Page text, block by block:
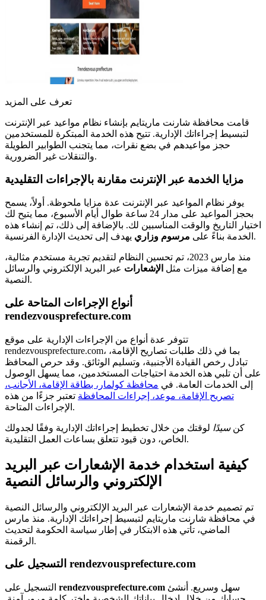
تعرف على المزيد
قامت محافظة شارنت ماريتايم بإنشاء نظام مواعيد عبر الإنترنت
لتبسيط إجراءاتك الإدارية. تتيح هذه الخدمة المبتكرة للمستخدمين
حجز مواعيدهم في بضع نقرات، مما يتجنب الطوابير الطويلة
والتنقلات غير الضرورية.
مزايا الخدمة عبر الإنترنت مقارنة بالإجراءات التقليدية
يوفر نظام المواعيد عبر الإنترنت عدة مزايا ملحوظة. أولاً، يسمح
بحجز المواعيد على مدار 24 ساعة طوال أيام الأسبوع، مما يتيح لك
اختيار التاريخ والوقت المناسبين لك. بالإضافة إلى ذلك، تم إنشاء هذه
الخدمة بناءً على مرسوم وزاري يهدف إلى تحديث الإدارة الفرنسية.
منذ مارس 2023، تم تحسين النظام لتقديم تجربة مستخدم مثالية،
مع إضافة ميزات مثل الإشعارات عبر البريد الإلكتروني والرسائل
النصية.
أنواع الإجراءات المتاحة على
rendezvousprefecture.com
تتوفر عدة أنواع من الإجراءات الإدارية على موقع
rendezvousprefecture.com، بما في ذلك طلبات تصاريح الإقامة،
تبادل رخص القيادة الأجنبية، وتسليم الوثائق. وقد حرص المحافظ
على أن تلبي هذه الخدمة احتياجات المستخدمين، مما يسهل الوصول
إلى الخدمات العامة. في محافظة كولمار، بطاقة الإقامة، الأجانب،
تصريح الإقامة، موعد، إجراءات المحافظة تعتبر جزءًا من هذه
الإجراءات المتاحة.
كنسيدًا لوقتك من خلال تخطيط إجراءاتك الإدارية وفقًا لجدولك
الخاص، دون قيود تتعلق بساعات العمل التقليدية.
كيفية استخدام خدمة الإشعارات عبر البريد
الإلكتروني والرسائل النصية
تم تصميم خدمة الإشعارات عبر البريد الإلكتروني والرسائل النصية
في محافظة شارنت ماريتايم لتبسيط إجراءاتك الإدارية. منذ مارس
الماضي، تأتي هذه الابتكار في إطار سياسة الحكومة لتحديث
الرقمنة.
التسجيل على rendezvousprefecture.com
rendezvousprefecture.com